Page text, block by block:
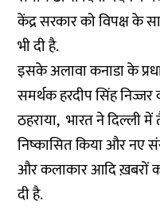
केंद्र सरकार को विपक्ष के
भी दी है.
इसके अलावा कनाडा के
समर्थक हरदीप सिंह निज्जर
ठहराया, भारत ने दिल्ली
निष्कासित किया और नए
और कलाकार आदि ख़बरों
दी है.